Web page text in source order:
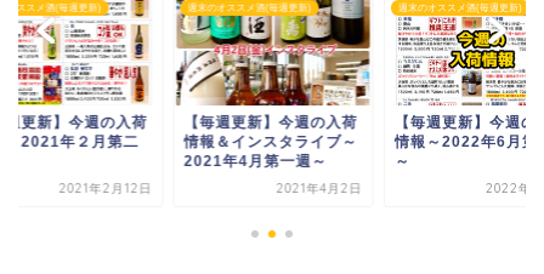
オススメ酒(毎週更新)
週更新】今週の入荷
＆インスタライブ～
2021年4月2日
週末のオススメ酒(毎週更新)
【毎週更新】今週の入荷
情報～2022年6月第一週
～
2022年6月3日
週末のオススメ酒(毎週更新)
【毎週更新】今週の
情報～2021年２月
週～
2021年2